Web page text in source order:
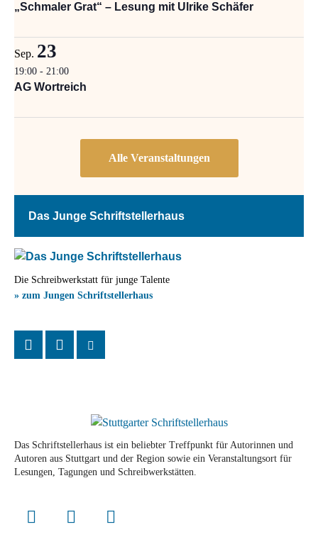
„Schmaler Grat“ – Lesung mit Ulrike Schäfer
Sep. 23
19:00 - 21:00
AG Wortreich
Das Junge Schriftstellerhaus
Die Schreibwerkstatt für junge Talente
» zum Jungen Schriftstellerhaus
Das Schriftstellerhaus ist ein beliebter Treffpunkt für Autorinnen und
Autoren aus Stuttgart und der Region sowie ein Veranstaltungsort für
Lesungen, Tagungen und Schreibwerkstätten.